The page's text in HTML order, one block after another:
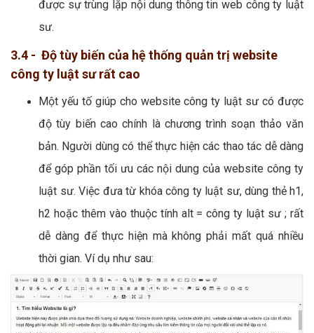
được sự trùng lặp nội dung thông tin web công ty luật
sư.
3.4 - Độ tùy biến của hệ thống quản trị website
công ty luật sư rất cao
Một yếu tố giúp cho website công ty luật sư có được
độ tùy biến cao chính là chương trình soạn thảo văn
bản. Người dùng có thể thực hiện các thao tác dễ dàng
để góp phần tối ưu các nội dung của website công ty
luật sư. Việc đưa từ khóa công ty luật sư, dùng thẻ h1,
h2 hoặc thêm vào thuộc tính alt = công ty luật sư ; rất
dễ dàng để thực hiện mà không phải mất quá nhiều
thời gian. Ví dụ như sau: